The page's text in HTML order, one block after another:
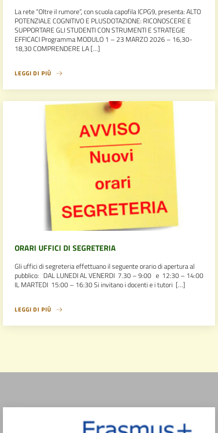
La rete “Oltre il rumore”, con scuola capofila ICPG9, presenta: ALTO
POTENZIALE COGNITIVO E PLUSDOTAZIONE: RICONOSCERE E
SUPPORTARE GLI STUDENTI CON STRUMENTI E STRATEGIE
EFFICACI Programma MODULO 1 – 23 MARZO 2026 – 16,30-
18,30 COMPRENDERE LA […]
LEGGI DI PIÙ
ORARI UFFICI DI SEGRETERIA
Gli uffici di segreteria effettuano il seguente orario di apertura al
pubblico: DAL LUNEDI AL VENERDI 7.30 – 9:00 e 12:30 – 14:00
IL MARTEDI 15:00 – 16:30 Si invitano i docenti e i tutori […]
LEGGI DI PIÙ